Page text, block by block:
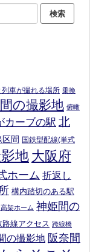
列車が撮れる場所 乗換
の撮影地 俯瞰
カーブの駅 北
区間 国鉄型配線(単式
地 大阪府
ホーム 折返し
構内踏切のある駅
架ホーム 神姫間の
路線アクセス 跨線橋
の撮影地 阪奈間